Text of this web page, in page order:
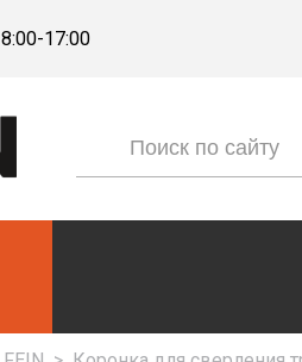
17:00